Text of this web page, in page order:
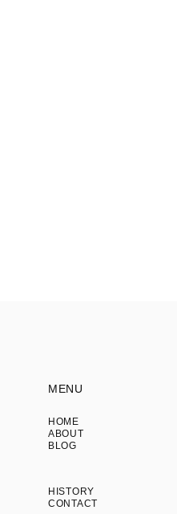
MENU
HOME
ABOUT
BLOG
HISTORY
CONTACT